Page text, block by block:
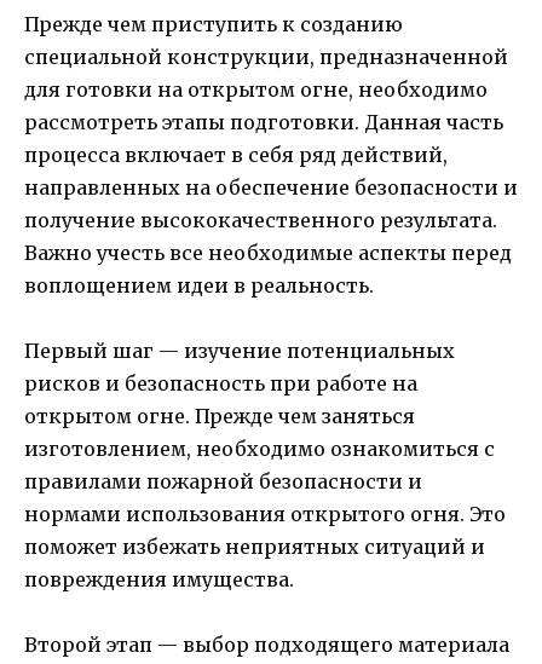
Прежде чем приступить к созданию
специальной конструкции, предназначенной
для готовки на открытом огне, необходимо
рассмотреть этапы подготовки. Данная часть
процесса включает в себя ряд действий,
направленных на обеспечение безопасности и
получение высококачественного результата.
Важно учесть все необходимые аспекты перед
воплощением идеи в реальность.
Первый шаг — изучение потенциальных
рисков и безопасность при работе на
открытом огне. Прежде чем заняться
изготовлением, необходимо ознакомиться с
правилами пожарной безопасности и
нормами использования открытого огня. Это
поможет избежать неприятных ситуаций и
повреждения имущества.
Второй этап — выбор подходящего материала